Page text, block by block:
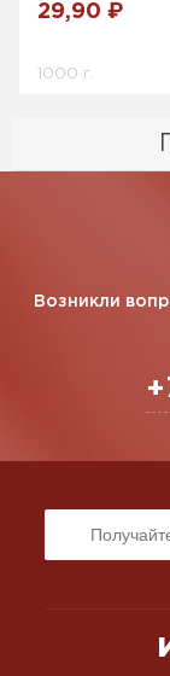
29,90 ₽
1000 г.
Возникли